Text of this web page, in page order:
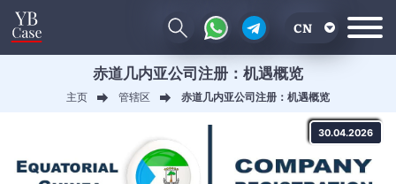
CN
UA
赤道几内亚公司注册：机遇概览
主页 管辖区 赤道几内亚公司注册：机遇概览
30.04.2026